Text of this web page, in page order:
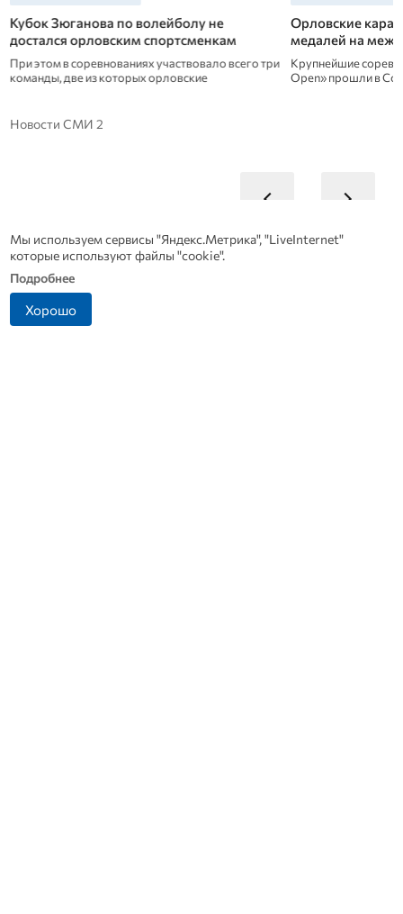
Кубок Зюганова по волейболу не
достался орловским спортсменкам
При этом в соревнованиях участвовало всего три
команды, две из которых орловские
Орловские
медалей на
Крупнейшие
Open» прошли в
Новости СМИ 2
Мы используем сервисы "Яндекс.Метрика", "LiveInternet"
которые используют файлы "cookie".
Подробнее
Хорошо